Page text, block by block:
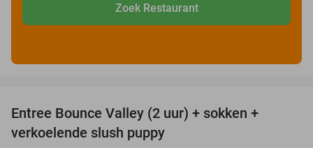
Zoek Restaurant
Entree Bounce Valley (2 uur) + sokken +
verkoelende slush puppy